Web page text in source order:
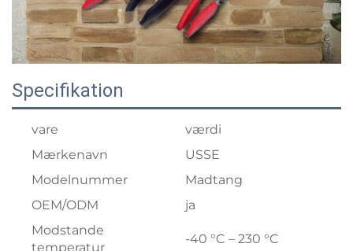
Specifikation
vare
værdi
Mærkenavn
USSE
Modelnummer
Madtang
OEM/ODM
ja
Modstande
temperatur
-40 °C – 230 °C